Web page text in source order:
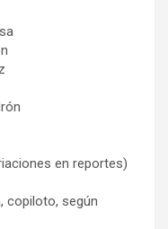
en reportes)
copiloto, según